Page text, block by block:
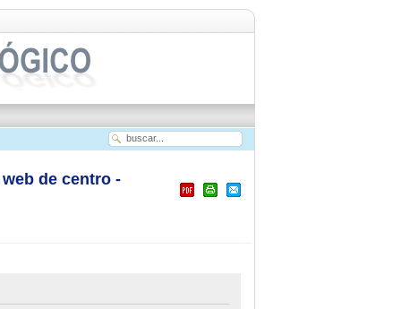
de centro -